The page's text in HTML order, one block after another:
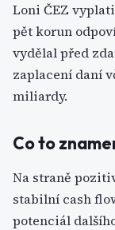
Loni ČEZ
pět korun
vydělal před
zaplacení daní
miliardy.
Co to
Na straně
stabilní cash
potenciál